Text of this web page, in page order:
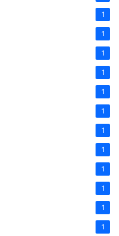
1
1
1
1
1
1
1
1
1
1
1
1